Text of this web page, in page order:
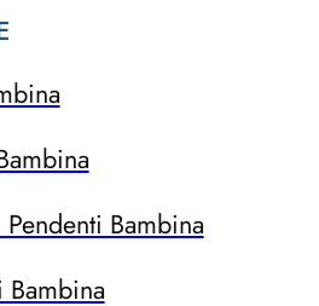
Bambina